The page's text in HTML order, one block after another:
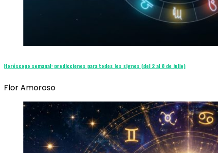
Horóscopo semanal: predicciones para todos los signos (del 2 al 8 de julio)
Flor Amoroso